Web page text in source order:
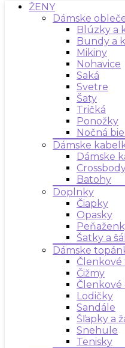
ŽENY
Dámske
Blúzky a
Bundy a
Mikiny
Nohavice
Saká
Svetre
Šaty
Tričká
Ponožky
Nočná
Dámske
Dámske
Batohy
Doplnky
Čiapky
Opasky
Šatky a
Dámske
Čižmy
Členkové
Lodičky
Sandále
Šľapky a
Snehule
Tenisky